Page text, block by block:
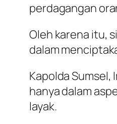
perdagangan
Oleh karena itu,
dalam
Kapolda Sumsel,
hanya dalam
layak.